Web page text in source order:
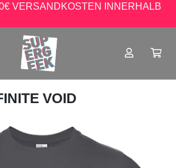
VERSANDKOSTEN INNERHALB
VOID